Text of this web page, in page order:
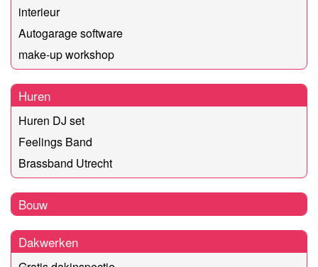
interieur
Autogarage software
make-up workshop
Huren
Huren DJ set
Feelings Band
Brassband Utrecht
Bouw
Dakwerken